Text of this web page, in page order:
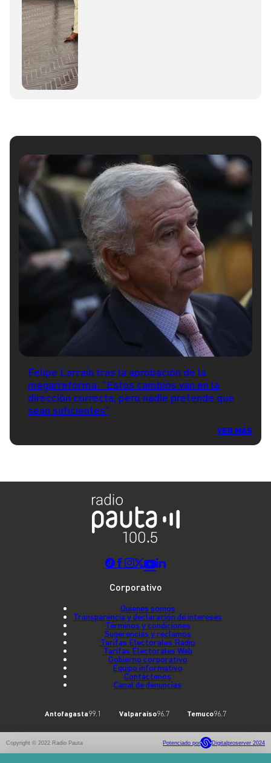
Felipe Larraín tras la aprobación de la
megarreforma: "Estos cambios van en la
dirección correcta, pero nadie pretende que
sean suficientes"
VER MÁS
Corporativo
Quienes somos
Transparencia y declaración de intereses
Términos y condiciones
Sugerencias y reclamos
Tarifas Electorales Radio
Tarifas Electorales Web
Gobierno corporativo
Equipo informativo
Contáctenos
Canal de denuncias
Antofagasta99.1 Valparaíso96.7 Temuco96.7
Copyright © 2022 Radio Pauta Potenciado por Digitalproserver 2024